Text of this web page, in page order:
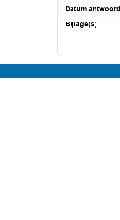
Datum antwoord
Bijlage(s)